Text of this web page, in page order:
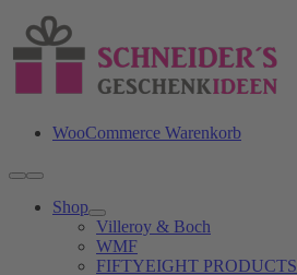
Inhalt
springen
WooCommerce Warenkorb
Toggle
Navigation
Shop
Villeroy & Boch
WMF
FIFTYEIGHT PRODUCTS